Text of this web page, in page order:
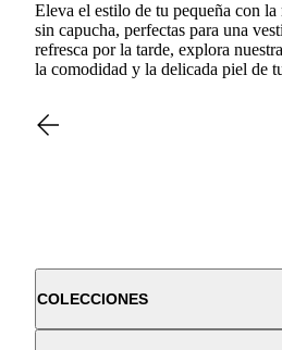
Eleva el estilo de tu pequeña con
sin capucha, perfectas para una
refresca por la tarde, explora
la comodidad y la delicada piel de
COLECCIONES